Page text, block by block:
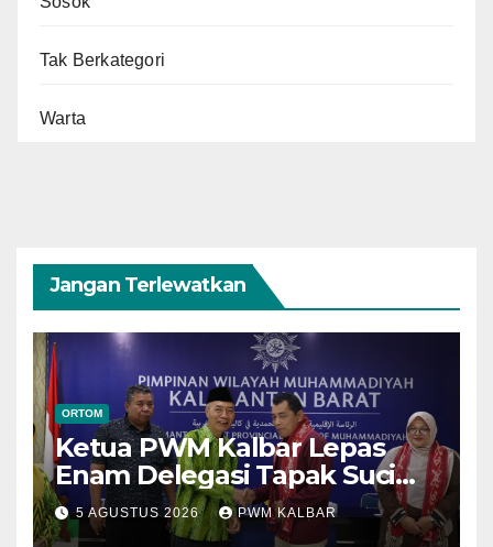
Tak Berkategori
Warta
Jangan Terlewatkan
ORTOM
Ketua PWM Kalbar Lepas
Enam Delegasi Tapak Suci
Menuju Muktamar XVI di
Semarang
5 AGUSTUS 2026 PWM KALBAR